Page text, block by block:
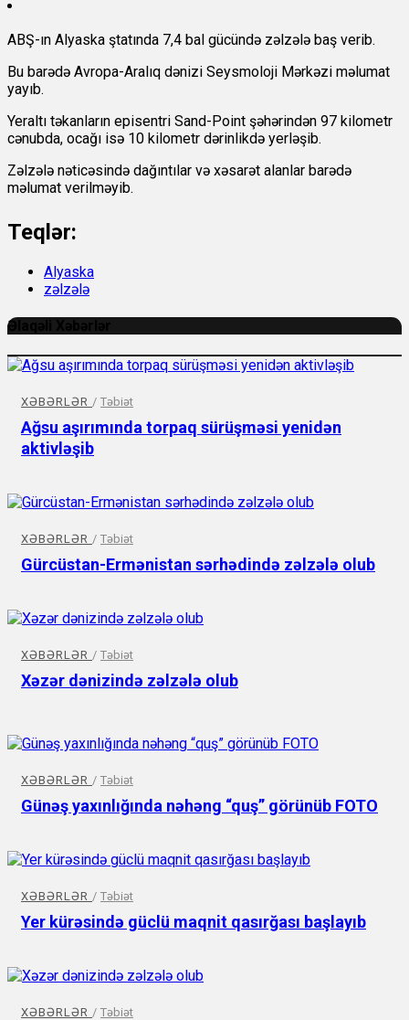
ABŞ-ın Alyaska ştatında 7,4 bal gücündə zəlzələ baş verib.
Bu barədə Avropa-Aralıq dənizi Seysmoloji Mərkəzi məlumat
yayıb.
Yeraltı təkanların episentri Sand-Point şəhərindən 97 kilometr
cənubda, ocağı isə 10 kilometr dərinlikdə yerləşib.
Zəlzələ nəticəsində dağıntılar və xəsarət alanlar barədə
məlumat verilməyib.
Teqlər:
Alyaska
zəlzələ
Əlaqəli Xəbərlər
XƏBƏRLƏR / Təbiət
Ağsu aşırımında torpaq sürüşməsi yenidən
aktivləşib
XƏBƏRLƏR / Təbiət
Gürcüstan-Ermənistan sərhədində zəlzələ olub
XƏBƏRLƏR / Təbiət
Xəzər dənizində zəlzələ olub
XƏBƏRLƏR / Təbiət
Günəş yaxınlığında nəhəng “quş” görünüb FOTO
XƏBƏRLƏR / Təbiət
Yer kürəsində güclü maqnit qasırğası başlayıb
XƏBƏRLƏR / Təbiət